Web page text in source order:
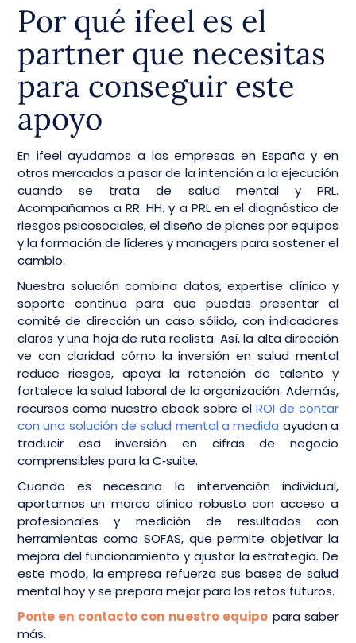
Por qué ifeel es el
partner que necesitas
para conseguir este
apoyo
En ifeel ayudamos a las empresas en España y en
otros mercados a pasar de la intención a la ejecución
cuando se trata de salud mental y PRL.
Acompañamos a RR. HH. y a PRL en el diagnóstico de
riesgos psicosociales, el diseño de planes por equipos
y la formación de líderes y managers para sostener el
cambio.
Nuestra solución combina datos, expertise clínico y
soporte continuo para que puedas presentar al
comité de dirección un caso sólido, con indicadores
claros y una hoja de ruta realista. Así, la alta dirección
ve con claridad cómo la inversión en salud mental
reduce riesgos, apoya la retención de talento y
fortalece la salud laboral de la organización. Además,
recursos como nuestro ebook sobre el ROI de contar
con una solución de salud mental a medida ayudan a
traducir esa inversión en cifras de negocio
comprensibles para la C‑suite.
Cuando es necesaria la intervención individual,
aportamos un marco clínico robusto con acceso a
profesionales y medición de resultados con
herramientas como SOFAS, que permite objetivar la
mejora del funcionamiento y ajustar la estrategia. De
este modo, la empresa refuerza sus bases de salud
mental hoy y se prepara mejor para los retos futuros.
Ponte en contacto con nuestro equipo para saber
más.